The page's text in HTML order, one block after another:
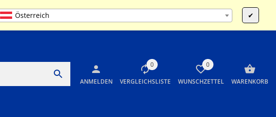
Österreich ✔
MO-FR 9:00 bis 13:00 und 14:00 bis 17:30 Uhr SA 10:00 bis 12:00 Uhr
ANMELDEN
0
VERGLEICHSLISTE
0
WUNSCHZETTEL WARENKORB